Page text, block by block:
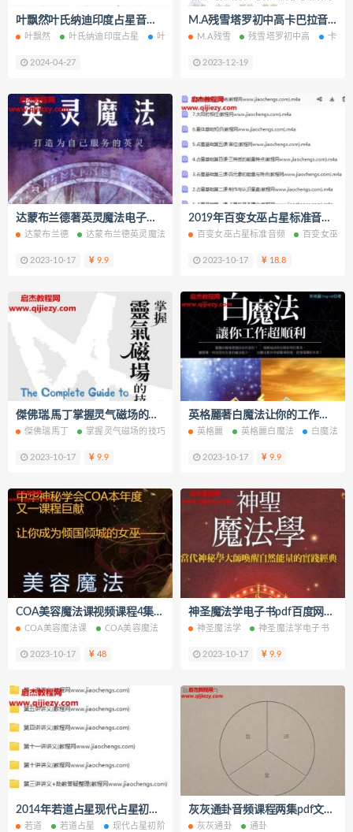
叶飘然叶氏纳迪印度占星音频文字资料百度网盘下载学习
叶飘然 叶氏纳迪印度占星 叶氏纳迪 印度占星
2024-04-27
M.A残雪塔罗初中高卡巴拉音频课程配套文字资料百度网盘下载学习
M.A残雪 残雪塔罗初中高 卡巴
2023-12-19
达蒙布兰德著英灵魔法电子书pdf百度网盘下载学习
达蒙布兰德 达蒙布兰德英灵魔法 英灵魔法电子书 英灵魔法PDF 英灵
2023-10-17 9.9
2019年百变女巫占星标准音频课程8集百度网盘下载学习
百变女巫占星标准音频 百变女巫占
2023-10-17 18.8
傑佛瑞.馬丁掌握灵气磁场的技巧电子书pdf百度网盘下载学习
傑佛瑞馬丁 掌握灵气磁场的技巧电子书 掌握灵气磁场的技巧PDF 掌握灵
2023-10-17 9.9
英格麗著白魔法让你的工作超顺利电子书pdf百度网盘下载学习
英格麗 英格麗白魔法 白魔法
2023-10-17 9.9
COA美容魔法课视频课程4集文字资料百度网盘下载学习
COA美容魔法课 COA美容魔法 COA 美容魔法课 美容魔法
2023-10-17 48
神圣魔法学电子书pdf百度网盘下载学习
神圣魔法学 神圣魔法学电子书
2023-10-17 9.9
2014年若道占星现代占星初阶12讲视频课程课件笔记认识出生星图百度网盘下载学习
若道 若道占星 现代占星初阶12讲 认识出生星图
灰灰通卦音频课程两集pdf文档百度网盘下载学习
灰灰通卦 通卦